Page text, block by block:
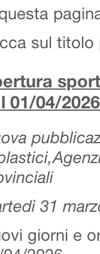
sul titolo
01/04/2026
31
giorni e